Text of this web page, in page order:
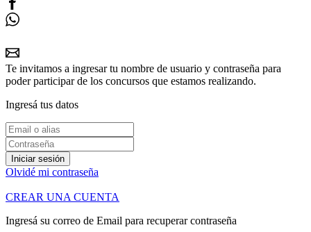
Te invitamos a ingresar tu nombre de usuario y contraseña para
poder participar de los concursos que estamos realizando.
Ingresá tus datos
Iniciar sesión
Olvidé mi contraseña
CREAR UNA CUENTA
Ingresá su correo de Email para recuperar contraseña